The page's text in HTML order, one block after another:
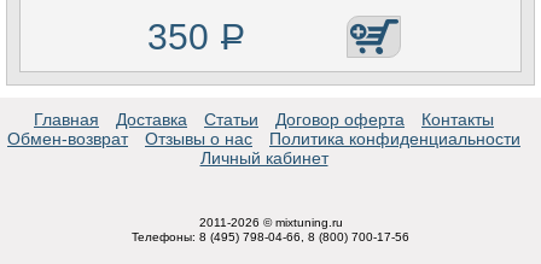
350 Р
Главная Доставка Статьи Договор оферта
Контакты
Обмен-возврат
Отзывы о нас
Политика конфиденциальности
Личный кабинет
2011-2026 © mixtuning.ru
Телефоны: 8 (495) 798-04-66, 8 (800) 700-17-56